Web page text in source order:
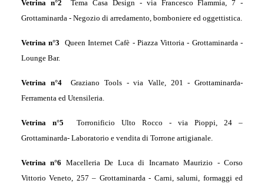
Vetrina n°2Tema Casa Design - via Francesco Flammia, 7 -
Grottaminarda - Negozio di arredamento, bomboniere ed oggettistica.
Vetrina n°3 Queen Internet Cafè - Piazza Vittoria - Grottaminarda -
Lounge Bar.
Vetrina n°4 Graziano Tools - via Valle, 201 - Grottaminarda-
Ferramenta ed Utensileria.
Vetrina n°5 Torronificio Ulto Rocco - via Pioppi, 24 –
Grottaminarda- Laboratorio e vendita di Torrone artigianale.
Vetrina n°6 Macelleria De Luca di Incarnato Maurizio -Corso
Vittorio Veneto, 257 – Grottaminarda - Carni, salumi, formaggi ed